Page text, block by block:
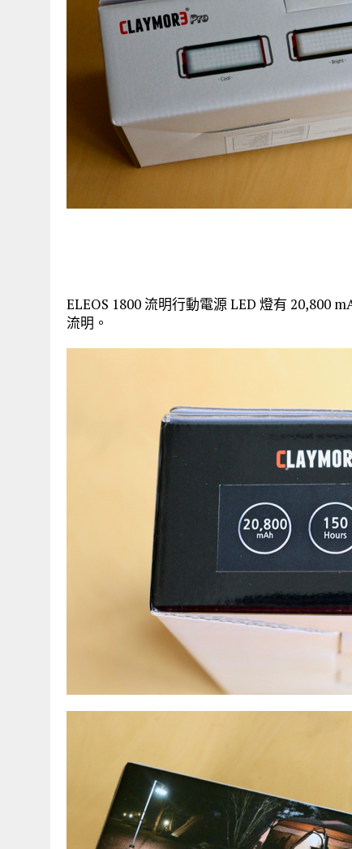
ELEOS 1800 流明行動電源 LED 燈有 20,800
流明。